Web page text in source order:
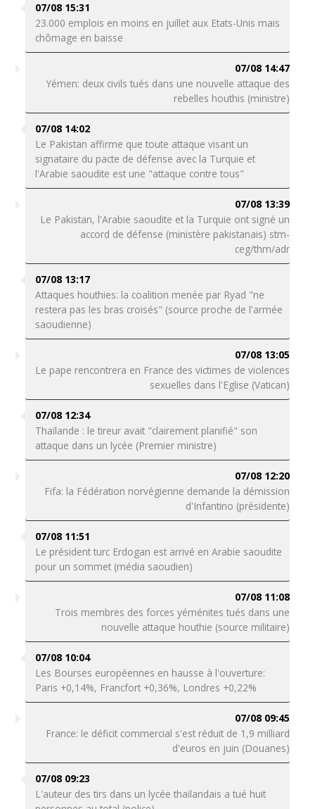
07/08 15:31
23.000 emplois en moins en juillet aux Etats-Unis mais
chômage en baisse
07/08 14:47
Yémen: deux civils tués dans une nouvelle attaque des
rebelles houthis (ministre)
07/08 14:02
Le Pakistan affirme que toute attaque visant un
signataire du pacte de défense avec la Turquie et
l'Arabie saoudite est une "attaque contre tous"
07/08 13:39
Le Pakistan, l'Arabie saoudite et la Turquie ont signé un
accord de défense (ministère pakistanais) stm-
ceg/thm/adr
07/08 13:17
Attaques houthies: la coalition menée par Ryad "ne
restera pas les bras croisés" (source proche de l'armée
saoudienne)
07/08 13:05
Le pape rencontrera en France des victimes de violences
sexuelles dans l'Eglise (Vatican)
07/08 12:34
Thaïlande : le tireur avait "clairement planifié" son
attaque dans un lycée (Premier ministre)
07/08 12:20
Fifa: la Fédération norvégienne demande la démission
d'Infantino (présidente)
07/08 11:51
Le président turc Erdogan est arrivé en Arabie saoudite
pour un sommet (média saoudien)
07/08 11:08
Trois membres des forces yéménites tués dans une
nouvelle attaque houthie (source militaire)
07/08 10:04
Les Bourses européennes en hausse à l'ouverture:
Paris +0,14%, Francfort +0,36%, Londres +0,22%
07/08 09:45
France: le déficit commercial s'est réduit de 1,9 milliard
d'euros en juin (Douanes)
07/08 09:23
L'auteur des tirs dans un lycée thaïlandais a tué huit